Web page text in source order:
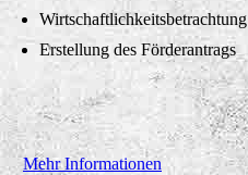
Wirtschaftlichkeitsbetrachtung
Erstellung des Förderantrags
Mehr Informationen